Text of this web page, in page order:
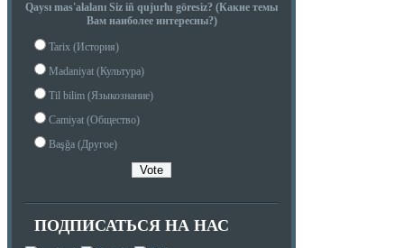
Qaysı mas'alalanı Siz iñ qujurlu göresiz? (Какие темы
Вам наиболее интересны?)
Tarix (История)
Madaniyat (Культура)
Til bilim (Языкознание)
Camiyat (Общество)
Başğa (Другое)
ПОДПИСАТЬСЯ НА НАС